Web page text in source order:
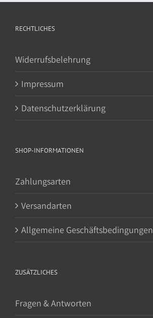
RECHTLICHES
Widerrufsbelehrung
Impressum
Datenschutzerklärung
SHOP-INFORMATIONEN
Zahlungsarten
Versandarten
Allgemeine Geschäftsbedingungen
ZUSÄTZLICHES
Fragen & Antworten